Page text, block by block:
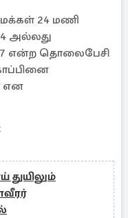
24 மணி
அல்லது
என்ற தொலைபேசி
என
துயிலும்